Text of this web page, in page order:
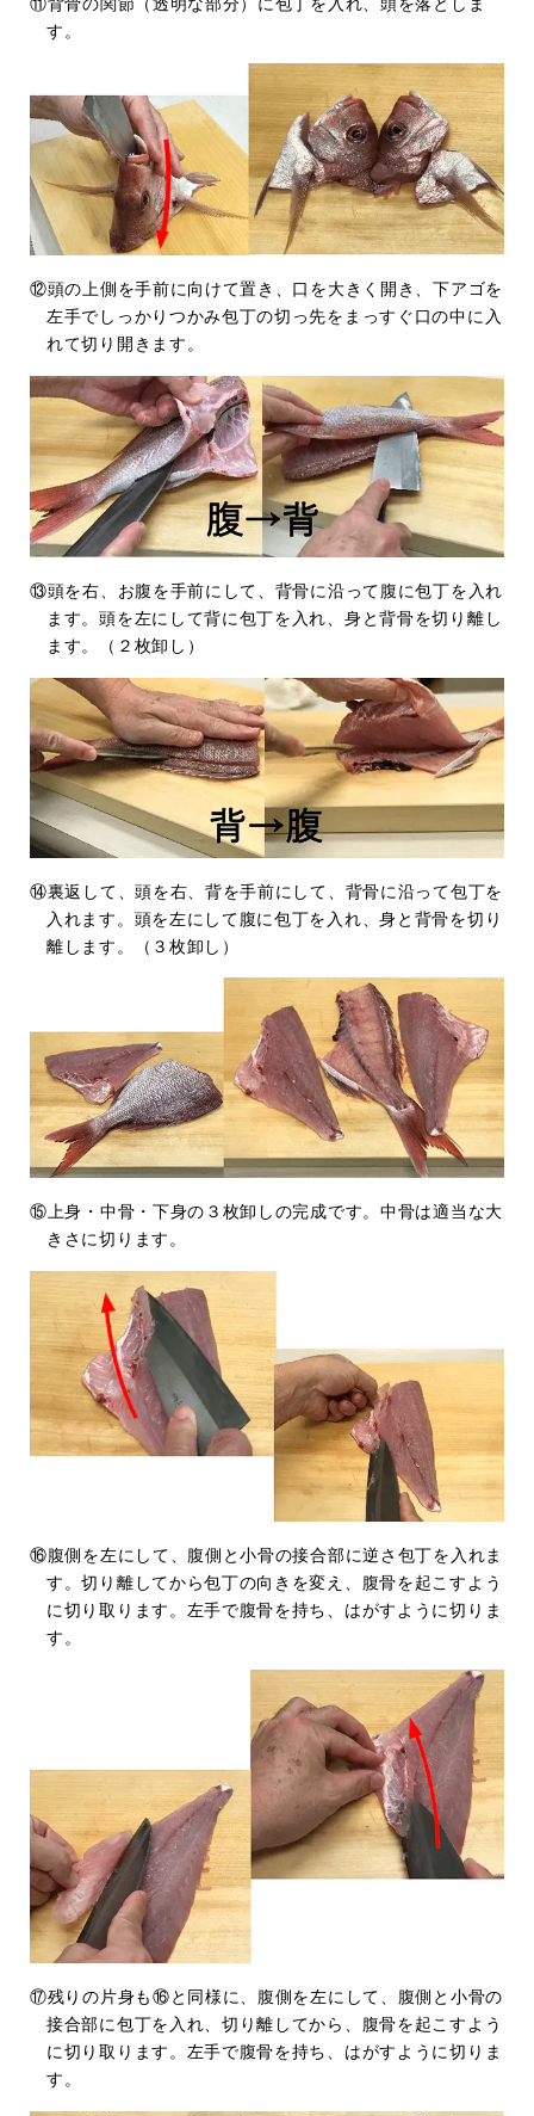
す。
⑫頭の上側を手前に向けて置き、口を大きく開き、下アゴを
左手でしっかりつかみ包丁の切っ先をまっすぐ口の中に入
れて切り開きます。
⑬頭を右、お腹を手前にして、背骨に沿って腹に包丁を入れ
ます。頭を左にして背に包丁を入れ、身と背骨を切り離し
ます。（２枚卸し）
⑭裏返して、頭を右、背を手前にして、背骨に沿って包丁を
入れます。頭を左にして腹に包丁を入れ、身と背骨を切り
離します。（３枚卸し）
⑮上身・中骨・下身の３枚卸しの完成です。中骨は適当な大
きさに切ります。
⑯腹側を左にして、腹側と小骨の接合部に逆さ包丁を入れま
す。切り離してから包丁の向きを変え、腹骨を起こすよう
に切り取ります。左手で腹骨を持ち、はがすように切りま
す。
⑰残りの片身も⑯と同様に、腹側を左にして、腹側と小骨の
接合部に包丁を入れ、切り離してから、腹骨を起こすよう
に切り取ります。左手で腹骨を持ち、はがすように切りま
す。